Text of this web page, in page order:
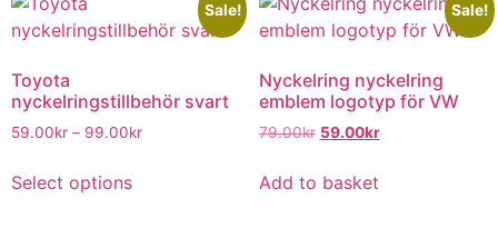
Sale!
Toyota
nyckelringstillbehör svart
59.00kr – 99.00kr
Select options
Sale!
Nyckelring nyckelring
emblem logotyp för VW
79.00kr 59.00kr
Add to basket